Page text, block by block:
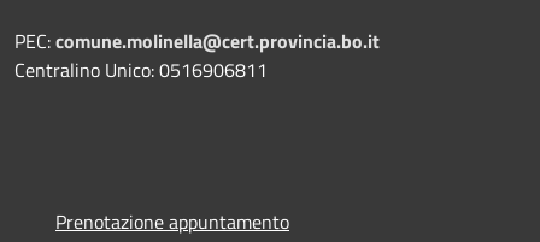
PEC:comune.molinella@cert.provincia.bo.it
Centralino Unico: 0516906811
Prenotazione appuntamento